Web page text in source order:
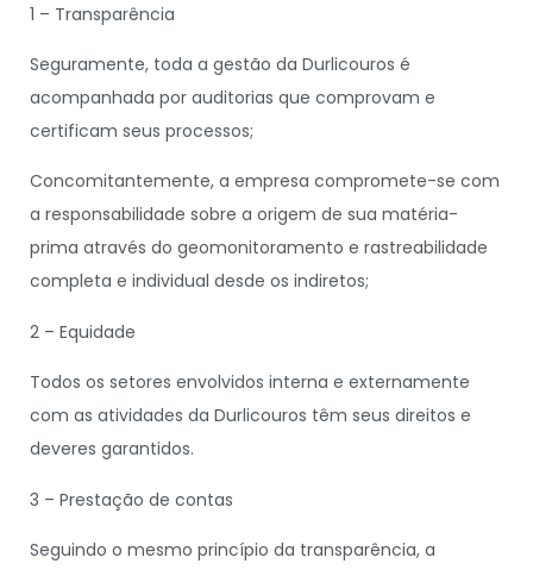
1 – Transparência
Seguramente, toda a gestão da Durlicouros é
acompanhada por auditorias que comprovam e
certificam seus processos;
Concomitantemente, a empresa compromete-se com
a responsabilidade sobre a origem de sua matéria-
prima através do geomonitoramento e rastreabilidade
completa e individual desde os indiretos;
2 – Equidade
Todos os setores envolvidos interna e externamente
com as atividades da Durlicouros têm seus direitos e
deveres garantidos.
3 – Prestação de contas
Seguindo o mesmo princípio da transparência, a